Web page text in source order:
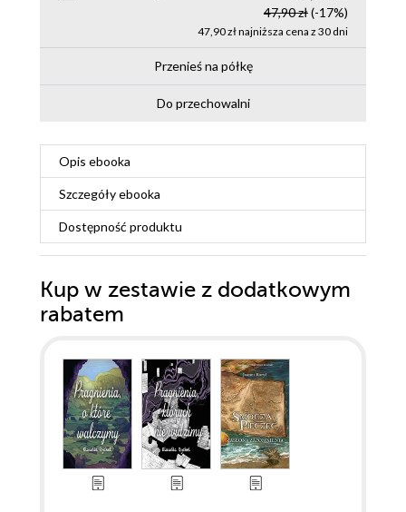
47,90 zł(-17%)
47,90 zł najniższa cena z 30 dni
Przenieś na półkę
Do przechowalni
Opis ebooka
Szczegółyebooka
Dostępność produktu
Kup w zestawie z dodatkowym
rabatem